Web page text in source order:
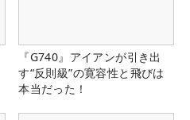
『G740』アイアンが引き出
す“反則級”の寛容性と飛びは
本当だった！